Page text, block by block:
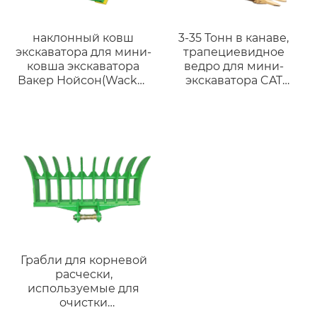
наклонный ковш
экскаватора для мини-
ковша экскаватора
Вакер Нойсон(Wacker
3-35 Тонн в канаве,
трапециевидное
ведро для мини-
экскаватора CAT
Грабли для корневой
расчески,
используемые для
очистки